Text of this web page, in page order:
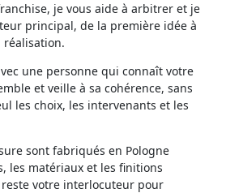
je vous aide à arbitrer et je
principal, de la première idée à
réalisation.
une personne qui connaît votre
et veille à sa cohérence, sans
les choix, les intervenants et les
sont fabriqués en Pologne
les matériaux et les finitions
votre interlocuteur pour